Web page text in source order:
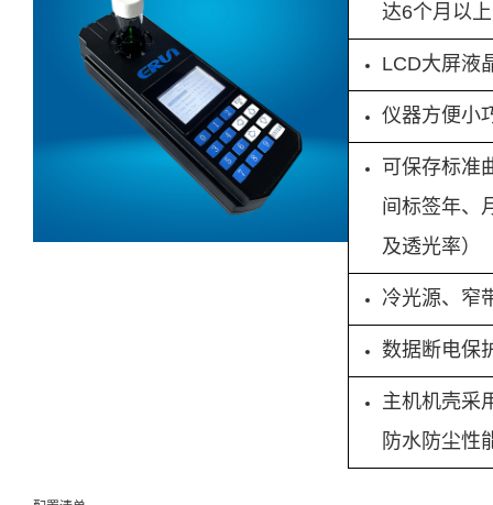
达6个月以上
LCD大屏液
仪器方便小
可保存标准
间标签年、
及透光率）
冷光源、窄
数据断电保
主机机壳采
防水防尘性